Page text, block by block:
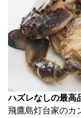
ハズレなしの最高
飛鷹島灯台家のカ